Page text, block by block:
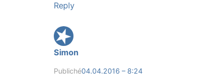
Reply
Simon
Publiché04.04.2016 – 8:24